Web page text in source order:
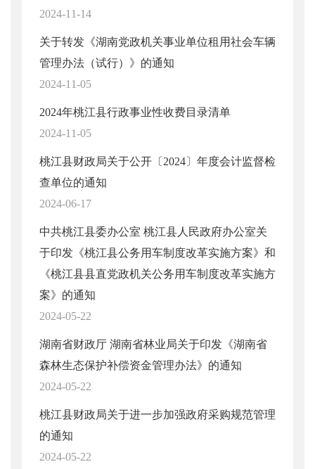
2024-11-14
关于转发《湖南党政机关事业单位租用社会车辆
管理办法（试行）》的通知
2024-11-05
2024年桃江县行政事业性收费目录清单
2024-11-05
桃江县财政局关于公开〔2024〕年度会计监督检
查单位的通知
2024-06-17
中共桃江县委办公室 桃江县人民政府办公室关
于印发《桃江县公务用车制度改革实施方案》和
《桃江县县直党政机关公务用车制度改革实施方
案》的通知
2024-05-22
湖南省财政厅 湖南省林业局关于印发《湖南省
森林生态保护补偿资金管理办法》的通知
2024-05-22
桃江县财政局关于进一步加强政府采购规范管理
的通知
2024-05-22